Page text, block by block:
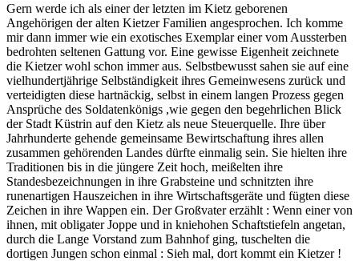
Gern werde ich als einer der letzten im Kietz geborenen
Angehörigen der alten Kietzer Familien angesprochen. Ich komme
mir dann immer wie ein exotisches Exemplar einer vom Aussterben
bedrohten seltenen Gattung vor. Eine gewisse Eigenheit zeichnete
die Kietzer wohl schon immer aus. Selbstbewusst sahen sie auf eine
vielhundertjährige Selbständigkeit ihres Gemeinwesens zurück und
verteidigten diese hartnäckig, selbst in einem langen Prozess gegen
Ansprüche des Soldatenkönigs ,wie gegen den begehrlichen Blick
der Stadt Küstrin auf den Kietz als neue Steuerquelle. Ihre über
Jahrhunderte gehende gemeinsame Bewirtschaftung ihres allen
zusammen gehörenden Landes dürfte einmalig sein. Sie hielten ihre
Traditionen bis in die jüngere Zeit hoch, meißelten ihre
Standesbezeichnungen in ihre Grabsteine und schnitzten ihre
runenartigen Hauszeichen in ihre Wirtschaftsgeräte und fügten diese
Zeichen in ihre Wappen ein. Der Großvater erzählt : Wenn einer von
ihnen, mit obligater Joppe und in kniehohen Schaftstiefeln angetan,
durch die Lange Vorstand zum Bahnhof ging, tuschelten die
dortigen Jungen schon einmal : Sieh mal, dort kommt ein Kietzer !